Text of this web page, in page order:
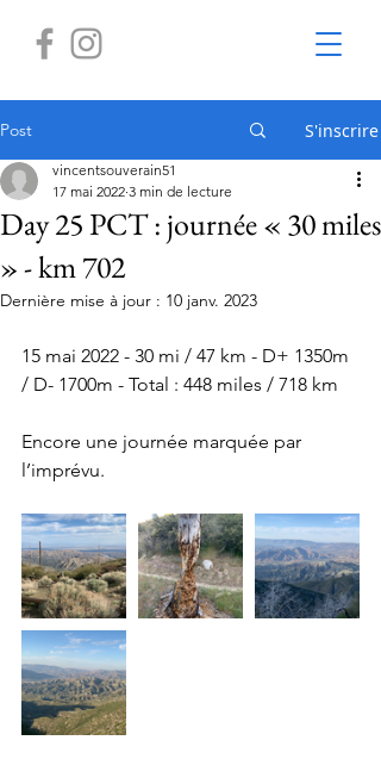
Post S'inscrire
Day 25 PCT : journée « 30 miles
» - km 702
vincentsouverain51
17 mai 2022 3 min de lecture
Dernière mise à jour : 10 janv. 2023
15 mai 2022 - 30 mi / 47 km - D+ 1350m
/ D- 1700m - Total : 448 miles / 718 km
Encore une journée marquée par
l’imprévu.